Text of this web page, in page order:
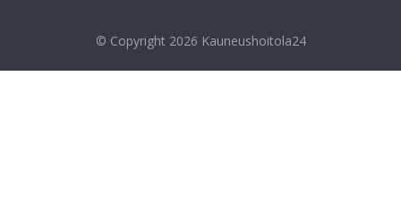
© Copyright 2026 Kauneushoitola24